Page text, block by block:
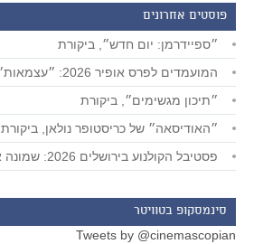
פוסטים אחרונים
״ספיידרמן: יום חדש״, ביקורת
המועמדים לפרס אופיר 2026: ״עצמאות״ מוביל
״תיכון מגשימים״, ביקורת
״האודיסאה״ של כריסטופר נולאן, ביקורת
פסטיבל הקולנוע בירושלים 2026: שמונה או תשע המלצות
סינמסקופ בטוויטר
Tweets by @cinemascopian